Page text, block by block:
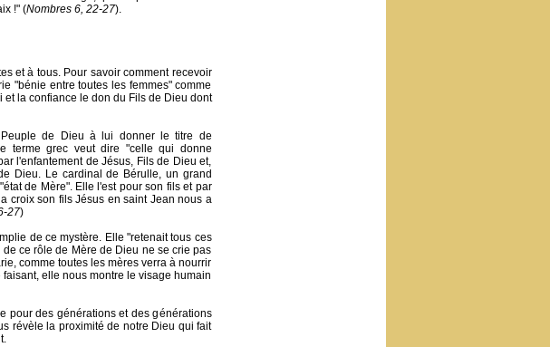
!" (Nombres 6, 22-27).
et à tous. Pour savoir comment recevoir
"bénie entre toutes les femmes" comme
la confiance le don du Fils de Dieu dont
de Dieu à lui donner le titre de
terme grec veut dire "celle qui donne
l'enfantement de Jésus, Fils de Dieu et,
Dieu. Le cardinal de Bérulle, un grand
de Mère". Elle l'est pour son fils et par
croix son fils Jésus en saint Jean nous a
27)
de ce mystère. Elle "retenait tous ces
ce rôle de Mère de Dieu ne se crie pas
comme toutes les mères verra à nourrir
elle nous montre le visage humain
pour des générations et des générations
révèle la proximité de notre Dieu qui fait